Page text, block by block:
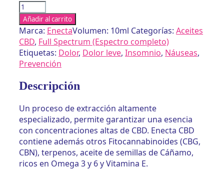
Aceite
CBD
3%
de
Enecta
-
cantidad
Añadir al carrito
Marca: EnectaVolumen: 10ml Categorías: Aceites
CBD, Full Spectrum (Espectro completo)
Etiquetas: Dolor, Dolor leve, Insomnio, Náuseas,
Prevención
Descripción
Un proceso de extracción altamente
especializado, permite garantizar una esencia
con concentraciones altas de CBD. Enecta CBD
contiene además otros Fitocannabinoides (CBG,
CBN), terpenos, aceite de semillas de Cáñamo,
ricos en Omega 3 y 6 y Vitamina E.